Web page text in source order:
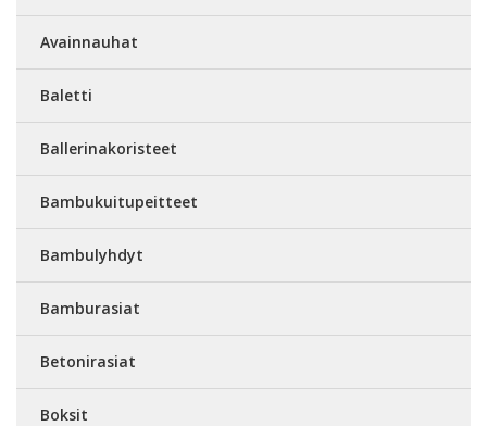
Avainnauhat
Baletti
Ballerinakoristeet
Bambukuitupeitteet
Bambulyhdyt
Bamburasiat
Betonirasiat
Boksit